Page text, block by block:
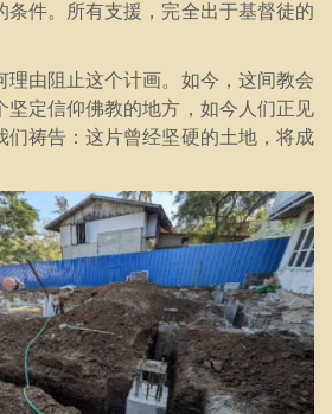
件。所有支援，完全出于基督徒的
由阻止这个计画。如今，这间教会
坚定信仰佛教的地方，如今人们正见
们祷告：这片曾经坚硬的土地，将成